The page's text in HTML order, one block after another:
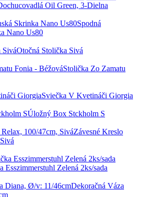
Oil Green, 3-Dielna
Spodná
Nano Us80
Otočná Stolička Sivá
Stolička Zo Zamatu
Sviečka V Kvetináči Giorgia
Úložný Box Stckholm S
Závesné Kreslo
Esszimmerstuhl Zelená 2ks/sada
Dekoračná Váza